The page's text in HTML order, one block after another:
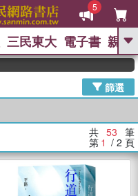
5
GO
The Odyssey 、
如果歷史是一群喵 、 暑期
灣的李登輝時代 、 數學女
想
偉大的迷走神經
三民東大 電子書 親子
篩選
共 53 筆
第 1 / 2 頁